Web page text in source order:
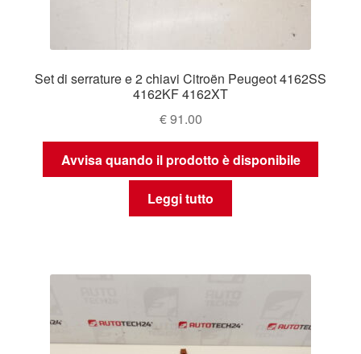
Set di serrature e 2 chiavi Citroën Peugeot 4162SS
4162KF 4162XT
€91.00
Avvisa quando il prodotto è disponibile
Leggi tutto